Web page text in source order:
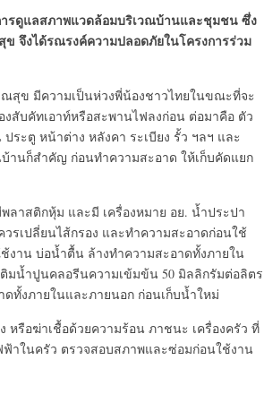
รดูแลสภาพแวดล้อมบริเวณบ้านและชุมชน ซึ่ง
จึงได้รณรงค์ความปลอดภัยในโครงการร่วม
ณสุข มีความเป็นห่วงพี่น้องชาวไทยในขณะที่จะ
สับคัทเอาท์หรือสะพานไฟลงก่อน ต่อมาคือ ตัว
ะตู หน้าต่าง หลังคา ระเบียง รั้ว ฯลฯ และ
นก็สำคัญ ก่อนทำความสะอาด ให้เก็บคัดแยก
าสติกหุ้ม และมี เครื่องหมาย อย. น้ำประปา
รเปลี่ยนไส้กรอง และทำความสะอาดก่อนใช้
งาน บ่อน้ำตื้น ล้างทำความสะอาดทั้งภายใน
มน้ำปูนคลอรีนความเข้มข้น 50 มิลลิกรัมต่อลิตร
ทั้งภายในและภายนอก ก่อนเก็บน้ำใหม่
หรือฆ่าเชื้อด้วยความร้อน ภาชนะ เครื่องครัว ที่
ฟ้าในครัว ตรวจสอบสภาพและซ่อมก่อนใช้งาน